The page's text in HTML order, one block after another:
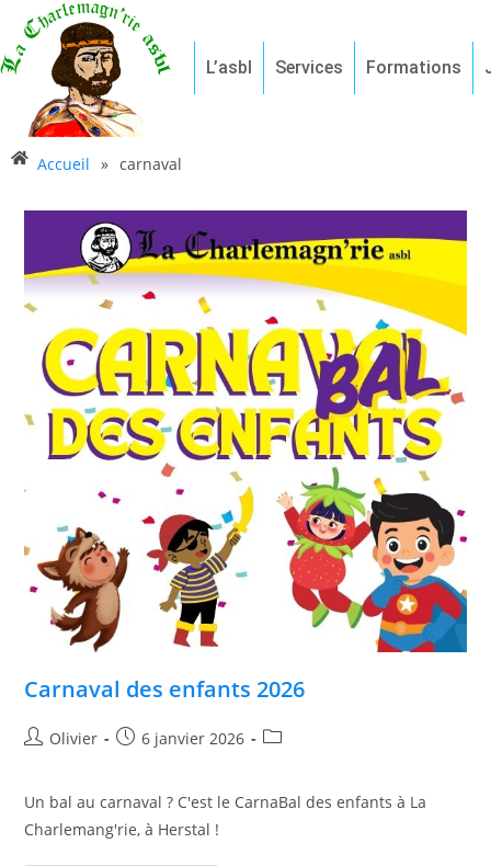
L’asbl Services Formations
Accueil » carnaval
Carnaval des enfants 2026
Olivier 6 janvier 2026
Un bal au carnaval ? C'est le CarnaBal des enfants à La
Charlemang'rie, à Herstal !